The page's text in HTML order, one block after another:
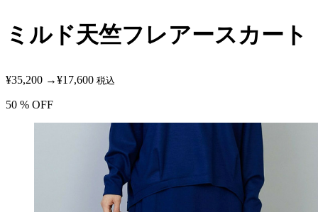
ミルド天竺フレアースカート
¥35,200 →¥17,600 税込
50 % OFF